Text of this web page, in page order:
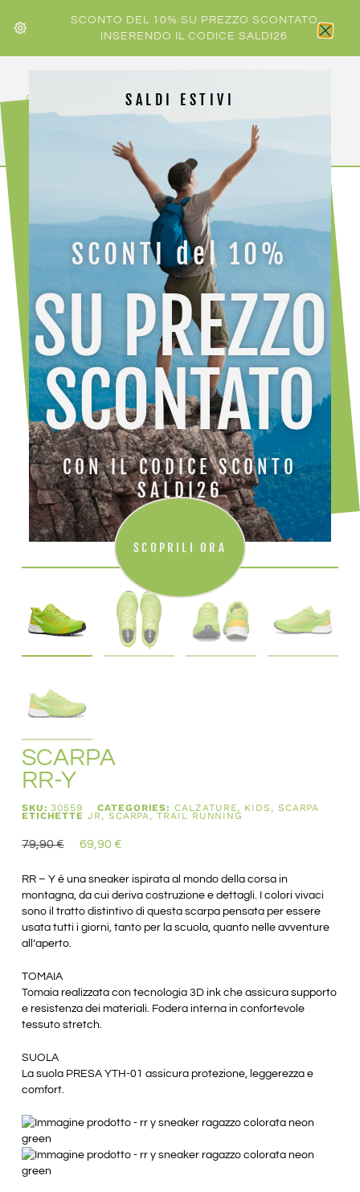
SCONTO DEL 10% SU PREZZO SCONTATO
INSERENDO IL CODICE SALDI26
HOME /SCARPA / SCARPA RR-Y
SCARPA
RR-Y
SKU:30559 CATEGORIES: CALZATURE, KIDS , SCARPA
ETICHETTE JR, SCARPA,TRAIL RUNNING
79,90€ 69,90 €
RR – Y è una sneaker ispirata al mondo della corsa in
montagna, da cui deriva costruzione e dettagli. I colori vivaci
sono il tratto distintivo di questa scarpa pensata per essere
usata tutti i giorni, tanto per la scuola, quanto nelle avventure
all’aperto.
TOMAIA
Tomaia realizzata con tecnologia 3D ink che assicura supporto
e resistenza dei materiali. Fodera interna in confortevole
tessuto stretch.
SUOLA
La suola PRESA YTH-01 assicura protezione, leggerezza e
comfort.
SALDI ESTIVI
SCONTI del 10%
SU PREZZO
SCONTATO
CON IL CODICE SCONTO
SALDI26
SCOPRILI ORA